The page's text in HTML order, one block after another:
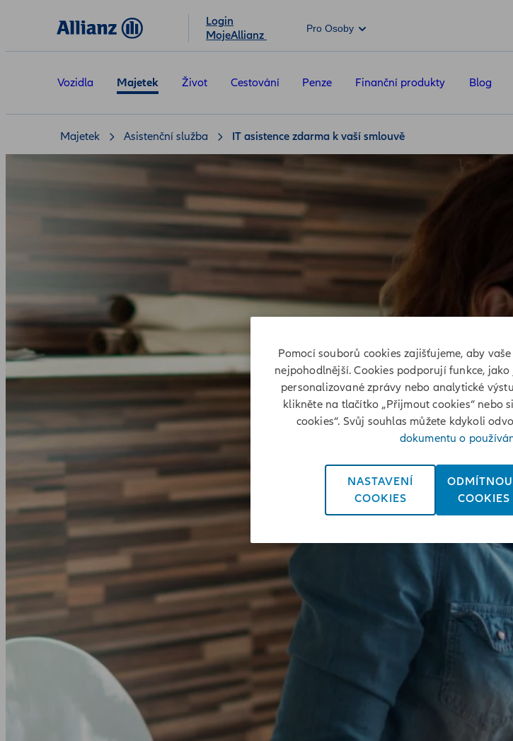
Login
MojeAllianz
Pro Osoby
Vozidla Majetek Život Cestování Penze Finanční produkty Blog
Majetek Asistenční služba IT asistence zdarma k vaší smlouvě
Pomocí souborů cookies zajišťujeme, aby
nejpohodlnější. Cookies podporují funkce,
personalizované zprávy nebo analytické
klikněte na tlačítko „Přijmout cookies“ nebo
cookies“. Svůj souhlas můžete kdykoli
dokumentu o
NASTAVENÍ
COOKIES
COOKIES